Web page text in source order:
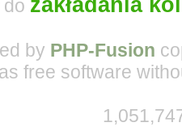
by PHP-Fusion
free software